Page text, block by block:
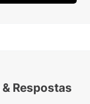
& Respostas